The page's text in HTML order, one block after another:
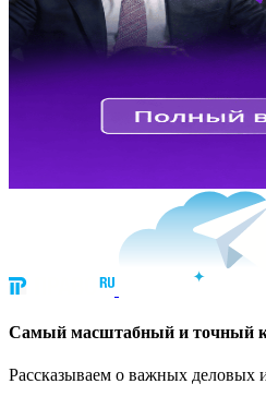
Cамый масштабный и точный
Рассказываем о важных деловых